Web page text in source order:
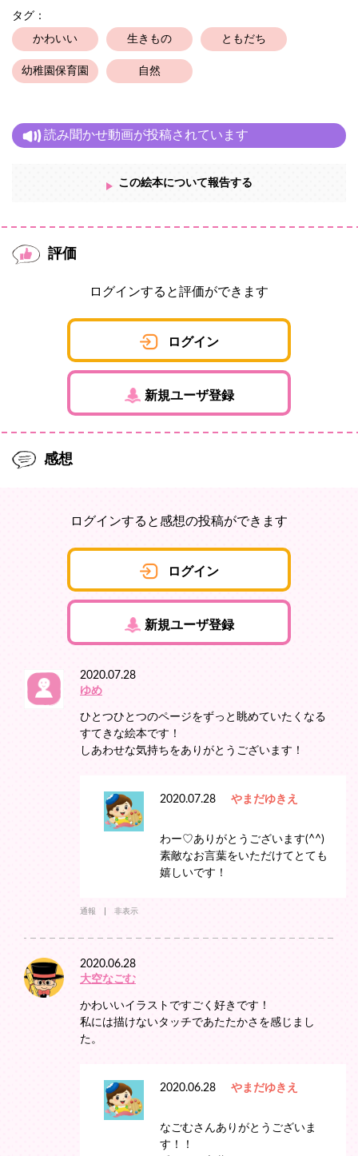
タグ：
かわいい 生きもの ともだち
幼稚園保育園 自然
読み聞かせ動画が投稿されています
この絵本について報告する
評価
ログインすると評価ができます
ログイン
新規ユーザ登録
感想
ログインすると感想の投稿ができます
ログイン
新規ユーザ登録
2020.07.28
ゆめ
ひとつひとつのページをずっと眺めていたくなる
すてきな絵本です！
しあわせな気持ちをありがとうございます！
2020.07.28 やまだゆきえ
わー♡ありがとうございます(^^)
素敵なお言葉をいただけてとても
嬉しいです！
通報 非表示
2020.06.28
大空なごむ
かわいいイラストですごく好きです！
私には描けないタッチであたたかさを感じまし
た。
2020.06.28 やまだゆきえ
なごむさんありがとうございま
す！！